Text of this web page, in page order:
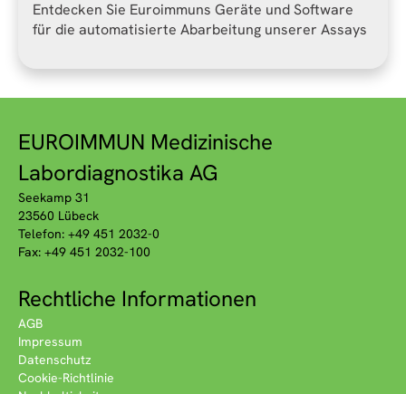
Entdecken Sie Euroimmuns Geräte und Software
für die automatisierte Abarbeitung unserer Assays
EUROIMMUN Medizinische
Labordiagnostika AG
Seekamp 31
23560 Lübeck
Telefon: +49 451 2032-0
Fax: +49 451 2032-100
Rechtliche Informationen
AGB
Impressum
Datenschutz
Cookie-Richtlinie